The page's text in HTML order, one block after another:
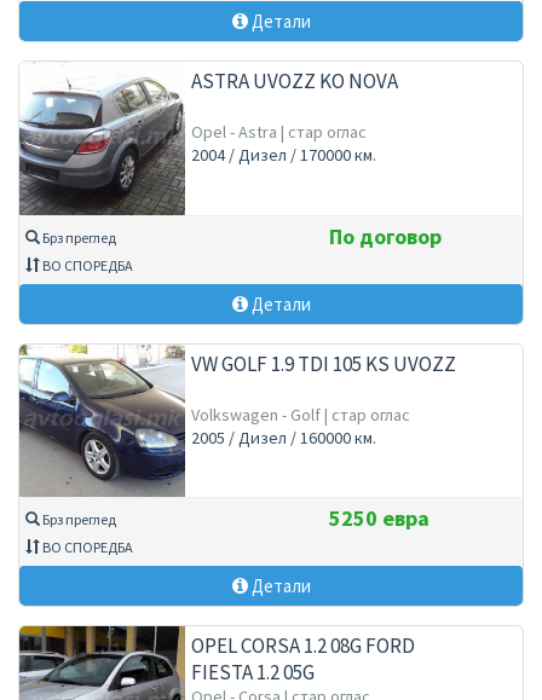
Детали
ASTRA UVOZZ KO NOVA
Opel - Astra | стар оглас
2004 / Дизел / 170000 км.
Брз преглед
ВО СПОРЕДБА
По договор
Детали
VW GOLF 1.9 TDI 105 KS UVOZZ
Volkswagen - Golf | стар оглас
2005 / Дизел / 160000 км.
Брз преглед
ВО СПОРЕДБА
5250 евра
Детали
OPEL CORSA 1.2 08G FORD
FIESTA 1.2 05G